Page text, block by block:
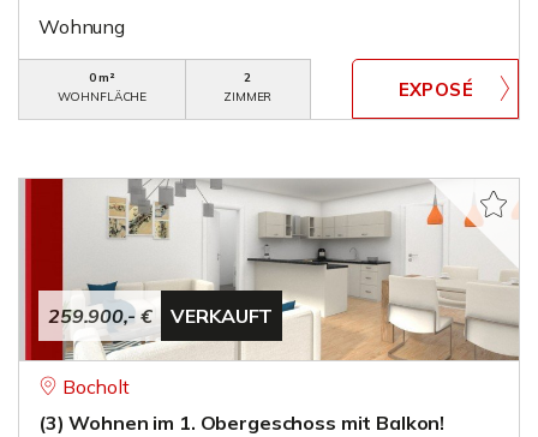
Wohnung
0 m²
WOHNFLÄCHE
2
ZIMMER
259.900,- € VERKAUFT
Bocholt
(3) Wohnen im 1. Obergeschoss mit Balkon!